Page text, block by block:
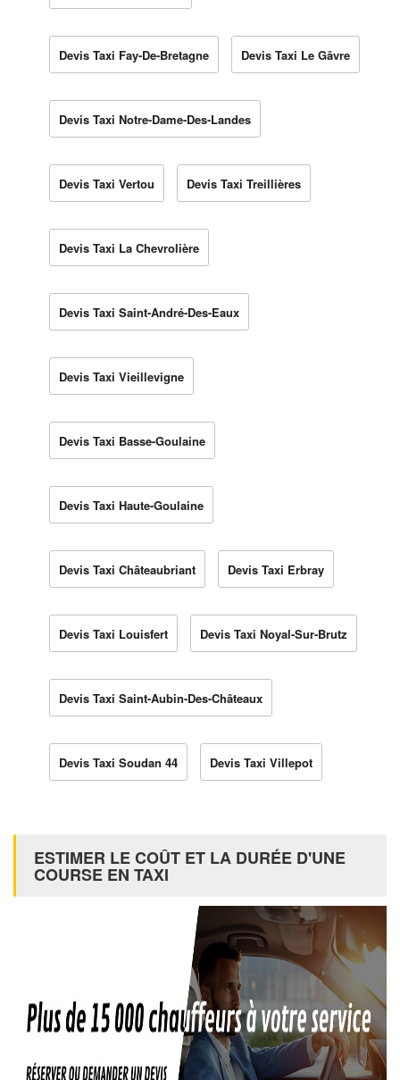
Devis Taxi Fay-De-Bretagne Devis Taxi Le Gâvre
Devis Taxi Notre-Dame-Des-Landes
Devis Taxi Vertou Devis Taxi Treillières
Devis Taxi La Chevrolière
Devis Taxi Saint-André-Des-Eaux
Devis Taxi Vieillevigne
Devis Taxi Basse-Goulaine
Devis Taxi Haute-Goulaine
Devis Taxi Châteaubriant Devis Taxi Erbray
Devis Taxi Louisfert Devis Taxi Noyal-Sur-Brutz
Devis Taxi Saint-Aubin-Des-Châteaux
Devis Taxi Soudan 44 Devis Taxi Villepot
ESTIMER LE COÛT ET LA DURÉE D'UNE
COURSE EN TAXI